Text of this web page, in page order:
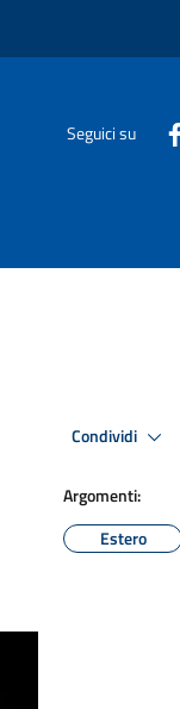
Seguici su
Condividi
Argomenti:
Estero